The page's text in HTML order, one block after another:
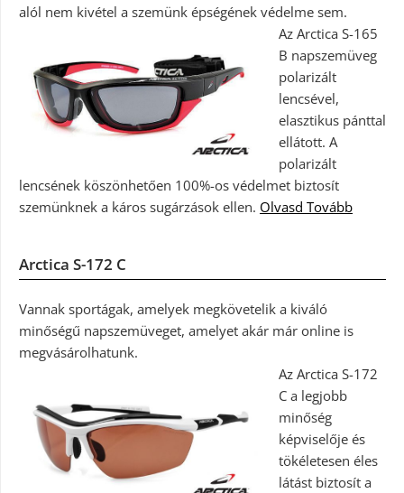
alól nem kivétel a szemünk épségének védelme sem.
Az Arctica S-165
B napszemüveg
polarizált
lencsével,
elasztikus pánttal
ellátott. A
polarizált
lencsének köszönhetően 100%-os védelmet biztosít
szemünknek a káros sugárzások ellen. Olvasd Tovább
Arctica S-172 C
Vannak sportágak, amelyek megkövetelik a kiváló
minőségű napszemüveget, amelyet akár már online is
megvásárolhatunk.
Az Arctica S-172
C a legjobb
minőség
képviselője és
tökéletesen éles
látást biztosít a